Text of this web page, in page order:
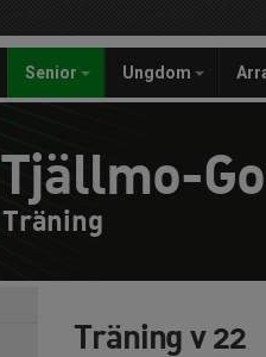
Senior Ungdom
Tjällmo-
Träning
Träning v 22